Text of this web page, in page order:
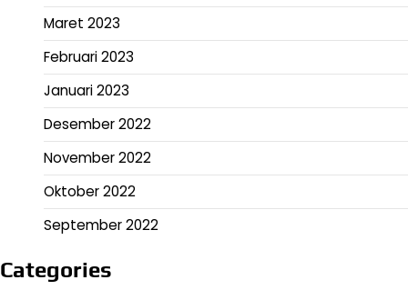
Maret 2023
Februari 2023
Januari 2023
Desember 2022
November 2022
Oktober 2022
September 2022
Categories